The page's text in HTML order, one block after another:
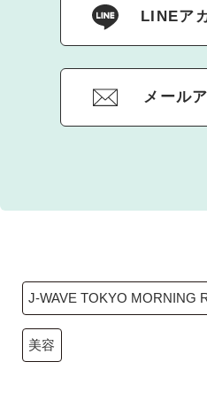
LINEア
メール
J-WAVE TOKYO MORNING
美容